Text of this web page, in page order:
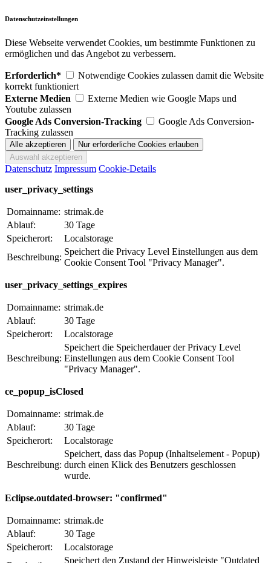
Datenschutzeinstellungen
Diese Webseite verwendet Cookies, um bestimmte Funktionen zu
ermöglichen und das Angebot zu verbessern.
Erforderlich*
Notwendige Cookies zulassen damit die Website
korrekt funktioniert
Externe Medien
Externe Medien wie Google Maps und
Youtube zulassen
Google Ads Conversion-Tracking
Google Ads Conversion-
Tracking zulassen
Datenschutz Impressum Cookie-Details
user_privacy_settings
Domainname: strimak.de
Ablauf:
30 Tage
Speicherort:
Localstorage
Beschreibung:
Speichert die Privacy Level Einstellungen aus dem
Cookie Consent Tool "Privacy Manager".
user_privacy_settings_expires
Domainname: strimak.de
Ablauf:
30 Tage
Speicherort:
Localstorage
Beschreibung:
Speichert die Speicherdauer der Privacy Level
Einstellungen aus dem Cookie Consent Tool
"Privacy Manager".
ce_popup_isClosed
Domainname: strimak.de
Ablauf:
30 Tage
Speicherort:
Localstorage
Beschreibung:
Speichert, dass das Popup (Inhaltselement - Popup)
durch einen Klick des Benutzers geschlossen
wurde.
Eclipse.outdated-browser: "confirmed"
Domainname: strimak.de
Ablauf:
30 Tage
Speicherort:
Localstorage
Speichert den Zustand der Hinweisleiste "Outdated